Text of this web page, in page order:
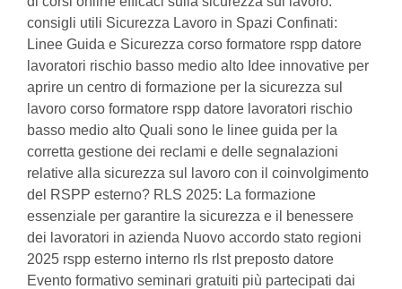
consigli utili Sicurezza Lavoro in Spazi Confinati:
Linee Guida e Sicurezza corso formatore rspp datore
lavoratori rischio basso medio alto Idee innovative per
aprire un centro di formazione per la sicurezza sul
lavoro corso formatore rspp datore lavoratori rischio
basso medio alto Quali sono le linee guida per la
corretta gestione dei reclami e delle segnalazioni
relative alla sicurezza sul lavoro con il coinvolgimento
del RSPP esterno? RLS 2025: La formazione
essenziale per garantire la sicurezza e il benessere
dei lavoratori in azienda Nuovo accordo stato regioni
2025 rspp esterno interno rls rlst preposto datore
Evento formativo seminari gratuiti più partecipati dai